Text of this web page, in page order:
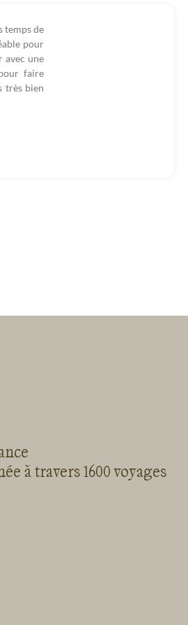
temps de
pour
avec une
faire
très bien
à travers 1600 voyages